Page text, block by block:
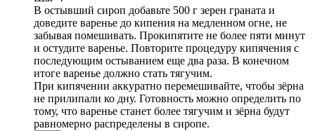
В остывший сироп добавьте 500 г зерен граната и
доведите варенье до кипения на медленном огне, не
забывая помешивать. Прокипятите не более пяти минут
и остудите варенье. Повторите процедуру кипячения с
последующим остыванием еще два раза. В конечном
итоге варенье должно стать тягучим.
При кипячении аккуратно перемешивайте, чтобы зёрна
не прилипали ко дну. Готовность можно определить по
тому, что варенье станет более тягучим и зёрна будут
равномерно распределены в сиропе.